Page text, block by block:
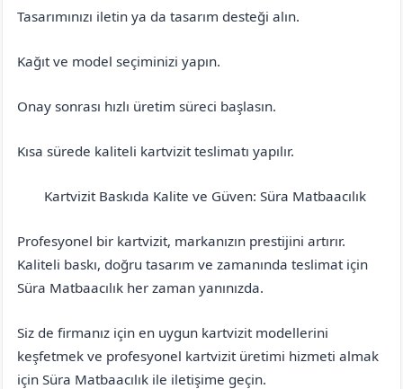
Tasarımınızı iletin ya da tasarım desteği alın.
Kağıt ve model seçiminizi yapın.
Onay sonrası hızlı üretim süreci başlasın.
Kısa sürede kaliteli kartvizit teslimatı yapılır.
Kartvizit Baskıda Kalite ve Güven: Süra Matbaacılık
Profesyonel bir kartvizit, markanızın prestijini artırır.
Kaliteli baskı, doğru tasarım ve zamanında teslimat için
Süra Matbaacılık her zaman yanınızda.
Siz de firmanız için en uygun kartvizit modellerini
keşfetmek ve profesyonel kartvizit üretimi hizmeti almak
için Süra Matbaacılık ile iletişime geçin.